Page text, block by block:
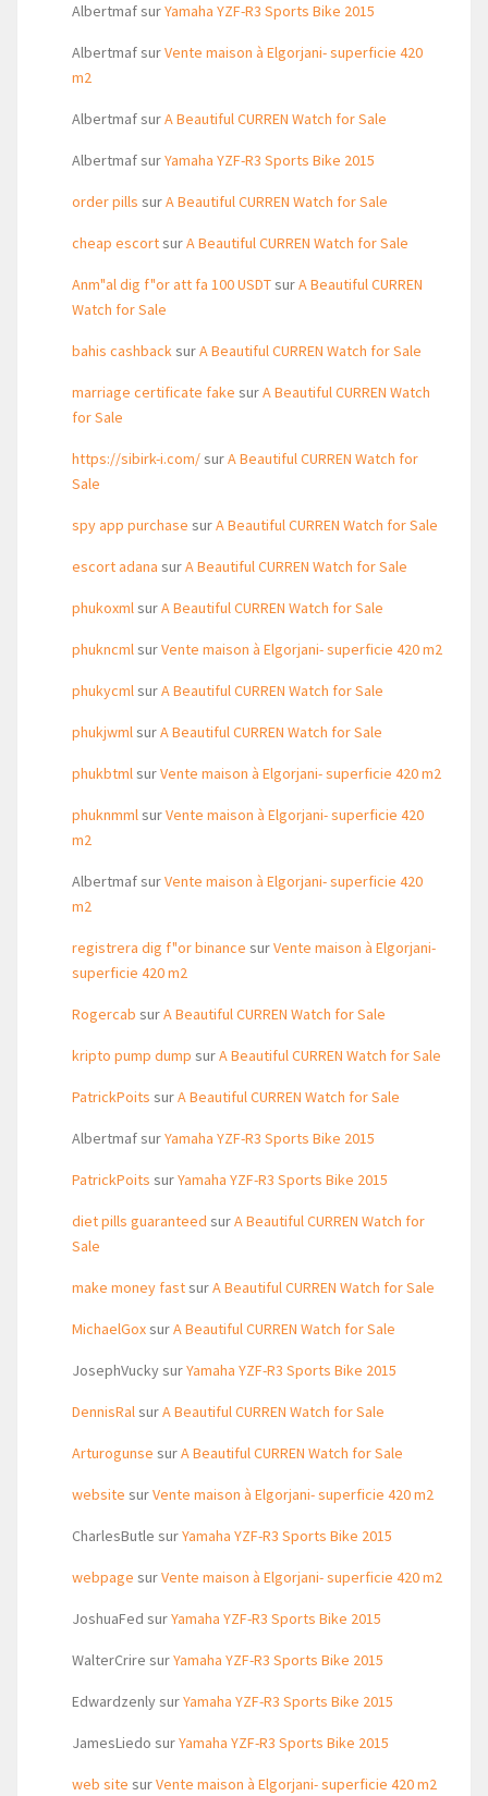
AlbertmafsurYamaha YZF-R3 Sports Bike 2015
AlbertmafsurVente maison à Elgorjani- superficie 420
m2
AlbertmafsurA Beautiful CURREN Watch for Sale
AlbertmafsurYamaha YZF-R3 Sports Bike 2015
order pills surA Beautiful CURREN Watch for Sale
cheap escortsurA Beautiful CURREN Watch for Sale
Anm"al dig f"or att fa 100 USDTsurA Beautiful CURREN
Watch for Sale
bahis cashbacksurA Beautiful CURREN Watch for Sale
marriage certificate fake surA Beautiful CURREN Watch
for Sale
https://sibirk-i.com/surA Beautiful CURREN Watch for
Sale
spy app purchase surA Beautiful CURREN Watch for Sale
escort adana surA Beautiful CURREN Watch for Sale
phukoxmlsurA Beautiful CURREN Watch for Sale
phukncmlsurVente maison à Elgorjani- superficie 420 m2
phukycmlsurA Beautiful CURREN Watch for Sale
phukjwmlsurA Beautiful CURREN Watch for Sale
phukbtmlsurVente maison à Elgorjani- superficie 420 m2
phuknmmlsurVente maison à Elgorjani- superficie 420
m2
AlbertmafsurVente maison à Elgorjani- superficie 420
m2
registrera dig f"or binance surVente maison à Elgorjani-
superficie 420 m2
Rogercab surA Beautiful CURREN Watch for Sale
kripto pump dump surA Beautiful CURREN Watch for Sale
PatrickPoits surA Beautiful CURREN Watch for Sale
AlbertmafsurYamaha YZF-R3 Sports Bike 2015
PatrickPoits surYamaha YZF-R3 Sports Bike 2015
diet pills guaranteed surA Beautiful CURREN Watch for
Sale
make money fastsurA Beautiful CURREN Watch for Sale
MichaelGoxsurA Beautiful CURREN Watch for Sale
JosephVuckysurYamaha YZF-R3 Sports Bike 2015
DennisRalsurA Beautiful CURREN Watch for Sale
Arturogunse surA Beautiful CURREN Watch for Sale
website surVente maison à Elgorjani- superficie 420 m2
CharlesButle surYamaha YZF-R3 Sports Bike 2015
webpage surVente maison à Elgorjani- superficie 420 m2
JoshuaFed surYamaha YZF-R3 Sports Bike 2015
WalterCrire surYamaha YZF-R3 Sports Bike 2015
EdwardzenlysurYamaha YZF-R3 Sports Bike 2015
JamesLiedo surYamaha YZF-R3 Sports Bike 2015
web site surVente maison à Elgorjani- superficie 420 m2